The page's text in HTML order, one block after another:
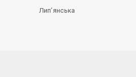
Лип’янська